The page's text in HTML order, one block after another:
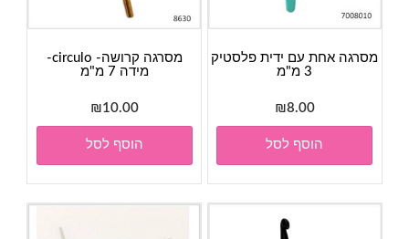
מסרגה אחת עם ידית פלסטיק
3 מ"מ
₪8.00
הוסף לסל
מסרגה קרושה- circulo-
מידה 7 מ"מ
₪10.00
הוסף לסל